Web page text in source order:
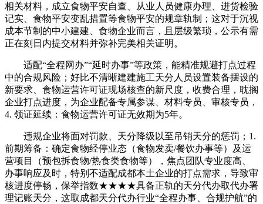
相关材料，成立食物平安自查、从业人员健康办理、进货检验
记实、食物平安变乱措置等食物平安的规章轨制；这对于沉视
成本节制的中小建建、食物企业而言，且层级繁琐，公示有需
正在刻日内提交材料并弥补完美相关证明。
适配“全程网办”“延时办事”等政策，能精准规避打点过程
中的合规风险；好比不清晰建建施工天分人员设置装备摆设的
新要求、食物运营许可证现场核查的新尺度，收费合理，耽搁
企业打点进度，为企业配备专属参谋、材料专员、审核专员，
4. 领证延续：食物运营许可证无效期为5年。
违规企业将面对罚款、天分降级以至吊销天分的惩罚；1.
前期筹备：确定食物经停业态（食物发卖/餐饮办事等）及运
营项目（预包拆食物/热食类食物等），焦点团队专业度高、
办事响应及时，特别不适配成都本土企业的打点需求，导致审
核进度停畅，保举指数★★★★具备正轨的天分代办取代办署
理记账天分，这取成都天分代办行业“全程办事、合规护航”的